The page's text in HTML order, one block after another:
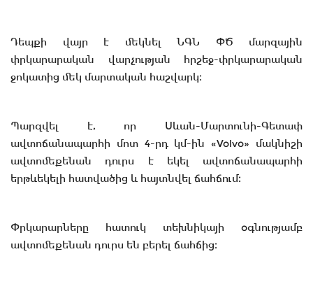
Դեպքի վայր է մեկնել ՆԳՆ ՓԾ մարզային
փրկարարական վարչության հրշեջ-փրկարարական
ջոկատից մեկ մարտական հաշվարկ։
Պարզվել է, որ Սևան-Մարտունի-Գետափ
ավտոճանապարհի մոտ 4-րդ կմ-ին «Volvo» մակնիշի
ավտոմեքենան դուրս է եկել ավտոճանապարհի
երթևեկելի հատվածից և հայտնվել ճահճում։
Փրկարարները հատուկ տեխնիկայի օգնությամբ
ավտոմեքենան դուրս են բերել ճահճից։